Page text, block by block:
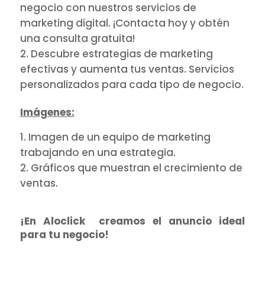
negocio con nuestros servicios de
marketing digital. ¡Contacta hoy y obtén
una consulta gratuita!
Descubre estrategias de marketing
efectivas y aumenta tus ventas. Servicios
personalizados para cada tipo de negocio.
Imágenes:
Imagen de un equipo de marketing
trabajando en una estrategia.
Gráficos que muestran el crecimiento de
ventas.
¡En Aloclick creamos el anuncio ideal
para tu negocio!